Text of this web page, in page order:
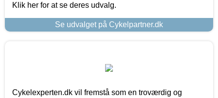
Klik her for at se deres udvalg.
Se udvalget på Cykelpartner.dk
Cykelexperten.dk vil fremstå som en troværdig og